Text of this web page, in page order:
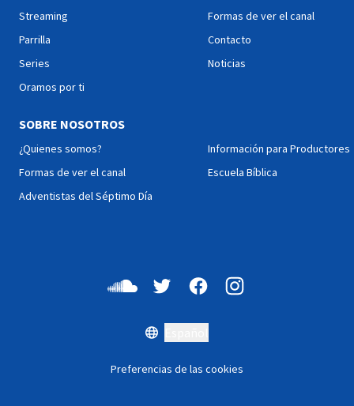
Streaming
Parrilla
Series
Oramos por ti
Formas de ver el canal
Contacto
Noticias
SOBRE NOSOTROS
¿Quienes somos?
Formas de ver el canal
Adventistas del Séptimo Día
Información para Productores
Escuela Bíblica
Preferencias de las cookies